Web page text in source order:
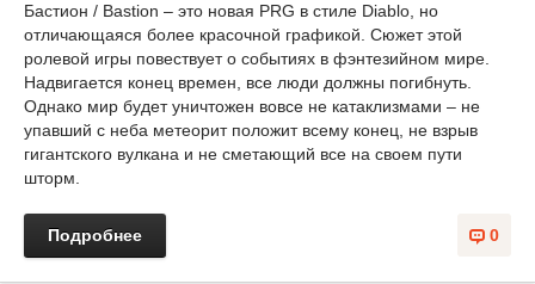
Бастион / Bastion – это новая PRG в стиле Diablo, но
отличающаяся более красочной графикой. Сюжет этой
ролевой игры повествует о событиях в фэнтезийном мире.
Надвигается конец времен, все люди должны погибнуть.
Однако мир будет уничтожен вовсе не катаклизмами – не
упавший с неба метеорит положит всему конец, не взрыв
гигантского вулкана и не сметающий все на своем пути
шторм.
0
Подробнее